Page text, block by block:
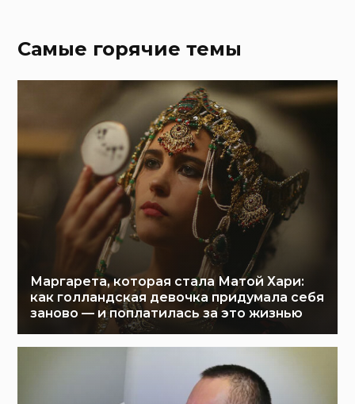
Самые горячие темы
Маргарета, которая стала Матой Хари:
как голландская девочка придумала себя
заново — и поплатилась за это жизнью